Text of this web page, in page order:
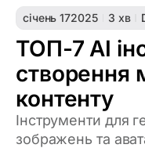
січень 172025 3 хв
ТОП-7 AI
створення
контенту
Інструменти для
зображень та